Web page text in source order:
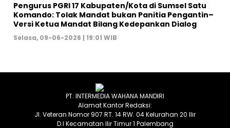
Pengurus PGRI 17 Kabupaten/Kota di Sumsel Satu
Komando: Tolak Mandat bukan Panitia Pengantin–
Versi Ketua Mandat Bilang Kedepankan Dialog
Selasa, 09-06-2026 | 19:01 WIB
PT. INTERMEDIA WAHANA MANDIRI
Alamat Kantor Redaksi:
Jl. Veteran Nomor 907 RT. 14 RW. 04 Kelurahan 20 Ilir
D.I Kecamatan Ilir Timur 1 Palembang